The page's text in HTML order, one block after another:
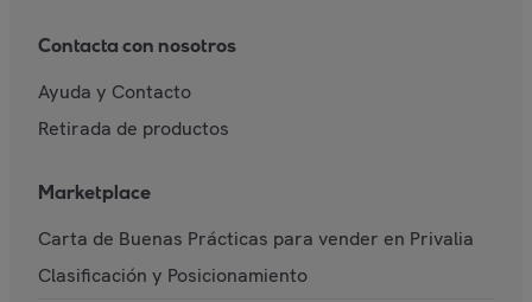
Contacta con nosotros
Ayuda y Contacto
Retirada de productos
Marketplace
Carta de Buenas Prácticas para vender en Privalia
Clasificación y Posicionamiento